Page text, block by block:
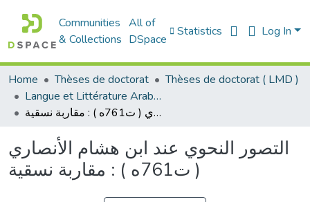
Communities
& Collections
All of
DSpace
Statistics Log In
Home Thèses de doctorat
Thèses de doctorat ( LMD )
Langue et Littérature Arabes - الأدب العربي
التصور النحوي عند ابن هشام الأنصاري ( ت761ه ) : مقاربة نسقية
التصور النحوي عند ابن هشام الأنصاري
( ت761ه ) : مقاربة نسقية